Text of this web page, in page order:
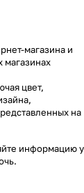
магазина и
магазинах
цвет,
на
информацию у